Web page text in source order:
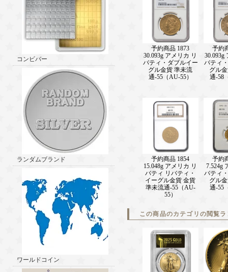
コンビバー
ランダムブランド
ワールドコイン
予約商品 1873
30.093g アメリカ リ
バティ・ダブルイー
グル金貨 準未流
通-55（AU-55）
予約
30.093g
バティ
グル
通-58
予約商品 1854
15.048g アメリカ リ
バティ リバティ・
イーグル金貨 金貨
準未流通-55（AU-
55）
予約
7.524g
バティ
グル
通-55
この商品のカテゴリの閲覧